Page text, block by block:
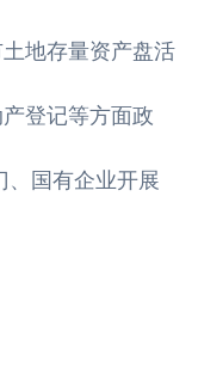
地存量资产盘活
登记等方面政
、国有企业开展